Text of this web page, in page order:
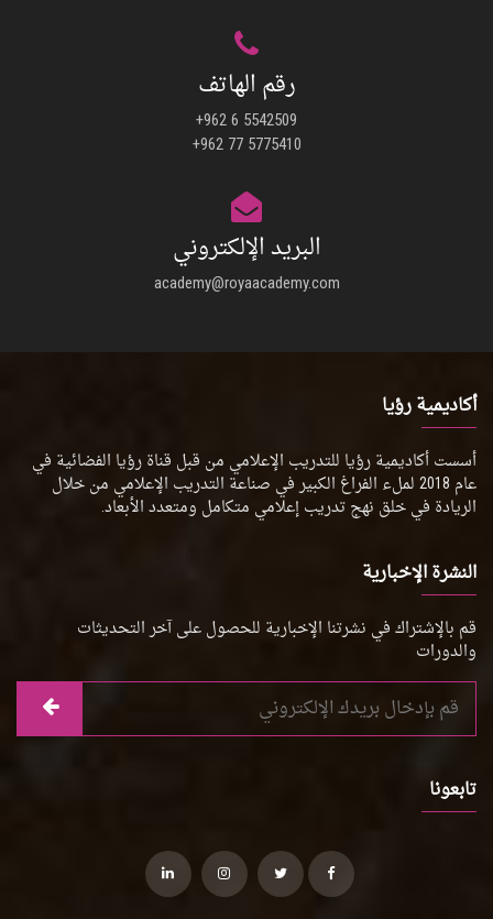
رقم الهاتف
+962 6 5542509
+962 77 5775410
البريد الإلكتروني
academy@royaacademy.com
أكاديمية رؤيا
أسست أكاديمية رؤيا للتدريب الإعلامي من قبل قناة رؤيا الفضائية في
عام 2018 لملء الفراغ الكبير في صناعة التدريب الإعلامي من خلال
الريادة في خلق نهج تدريب إعلامي متكامل ومتعدد الأبعاد.
النشرة الإخبارية
قم بالإشتراك في نشرتنا الإخبارية للحصول على آخر التحديثات
والدورات
تابعونا